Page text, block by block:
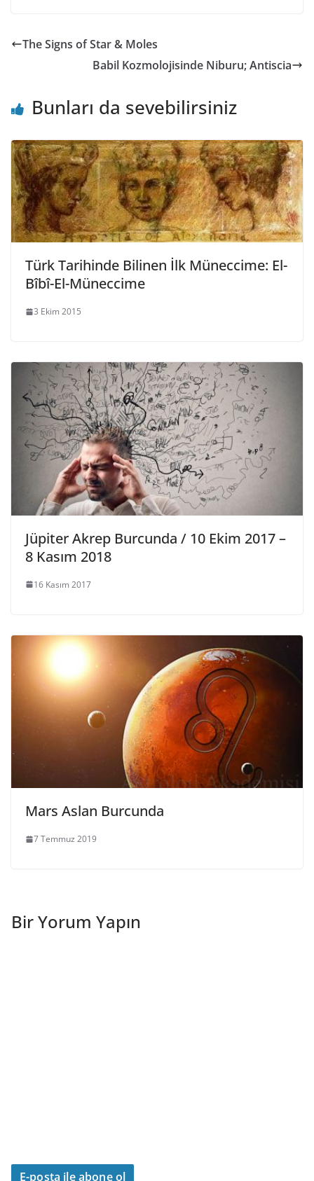
The Signs of Star & Moles
Babil Kozmolojisinde Niburu; Antiscia
Bunları da sevebilirsiniz
Türk Tarihinde Bilinen İlk Müneccime: El-
Bîbî-El-Müneccime
3 Ekim 2015
Jüpiter Akrep Burcunda / 10 Ekim 2017 –
8 Kasım 2018
16 Kasım 2017
Mars Aslan Burcunda
7 Temmuz 2019
Bir Yorum Yapın
E-posta ile abone ol